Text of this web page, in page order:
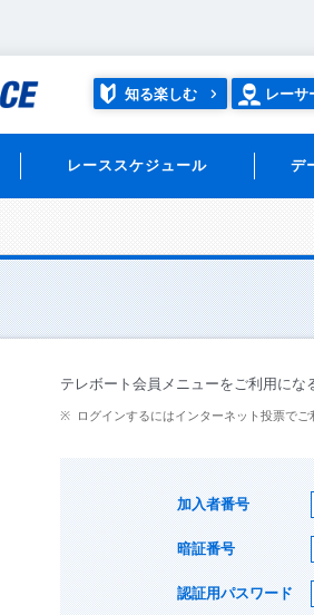
知る楽しむ レーサ
レーススケジュール デ
テレボート会員メニューをご利用にな
ログインするにはインターネット投票で
加入者番号
暗証番号
認証用パスワード